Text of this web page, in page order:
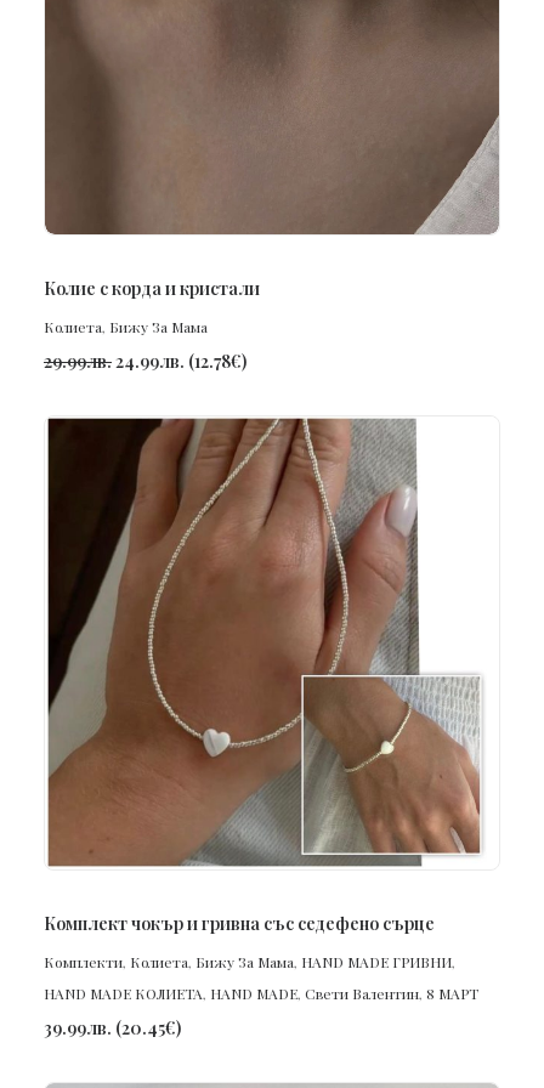
ПОРЪЧАЙ
Колие с корда и кристали
Колиета, Бижу За Мама
29.99лв.24.99лв. (12.78€)
ПОРЪЧАЙ
Комплект чокър и гривна със седефено сърце
Комплекти, Колиета, Бижу За Мама, HAND MADE ГРИВНИ,
HAND MADE КОЛИЕТА, HAND MADE, Свети Валентин, 8 МАРТ
39.99лв. (20.45€)